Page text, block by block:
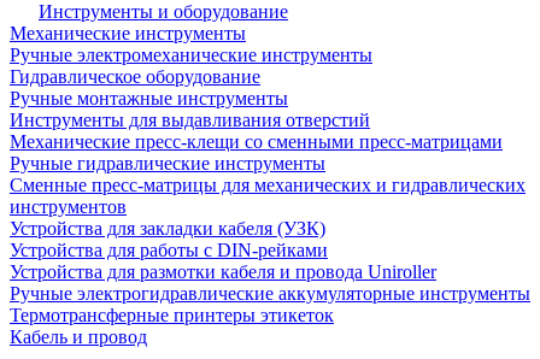
Инструменты и оборудование
Механические инструменты
Ручные электромеханические инструменты
Гидравлическое оборудование
Ручные монтажные инструменты
Инструменты для выдавливания отверстий
Механические пресс-клещи со сменными пресс-матрицами
Ручные гидравлические инструменты
Сменные пресс-матрицы для механических и гидравлических
инструментов
Устройства для закладки кабеля (УЗК)
Устройства для работы с DIN-рейками
Устройства для размотки кабеля и провода Uniroller
Ручные электрогидравлические аккумуляторные инструменты
Термотрансферные принтеры этикеток
Кабель и провод